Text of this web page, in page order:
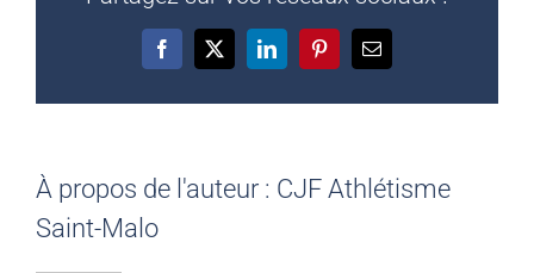
Facebook
X LinkedInPinterestEmail
À propos de l'auteur : CJF Athlétisme
Saint-Malo